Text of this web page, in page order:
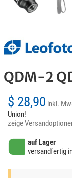
QDM-2
$ 28,90 inkl.
Union!
zeige
auf Lager
versandfertig